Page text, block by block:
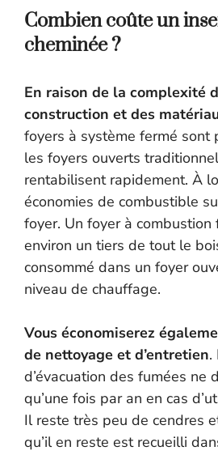
Combien coûte un
cheminée ?
En raison de la complexité
construction et des
foyers à système fermé sont
les foyers ouverts
rentabilisent rapidement. À
économies de combustible
foyer. Un foyer à combustion
environ un tiers de tout le
consommé dans un foyer
niveau de chauffage.
Vous économiserez
de nettoyage et d’entretien.
d’évacuation des fumées ne
qu’une fois par an en cas
Il reste très peu de cendres
qu’il en reste est recueilli